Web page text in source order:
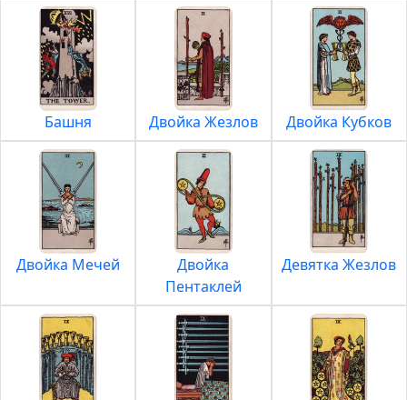
Башня Двойка Жезлов Двойка Кубков
Двойка Мечей
Двойка
Пентаклей
Девятка Жезлов